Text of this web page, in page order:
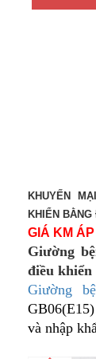
KHUYẾN
KHIỂN
GIÁ KM
Giường
điều khiển
Giường
và nhập